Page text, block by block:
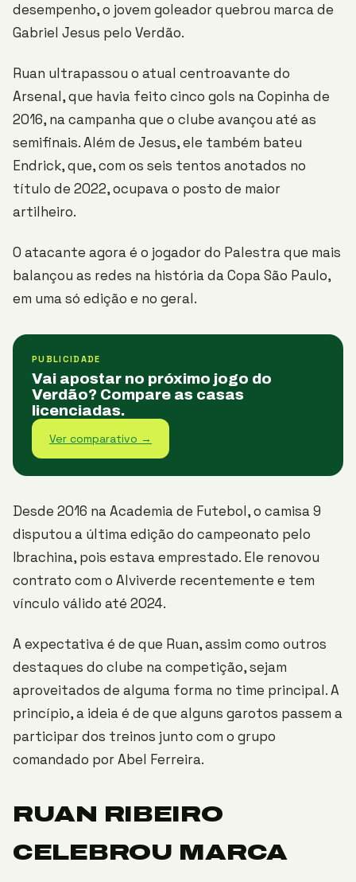
desempenho, o jovem goleador quebrou marca de
Gabriel Jesus pelo Verdão.
Ruan ultrapassou o atual centroavante do
Arsenal, que havia feito cinco gols na Copinha de
2016, na campanha que o clube avançou até as
semifinais. Além de Jesus, ele também bateu
Endrick, que, com os seis tentos anotados no
título de 2022, ocupava o posto de maior
artilheiro.
O atacante agora é o jogador do Palestra que mais
balançou as redes na história da Copa São Paulo,
em uma só edição e no geral.
PUBLICIDADE
Vai apostar no próximo jogo do
Verdão? Compare as casas
licenciadas.
Ver comparativo →
Desde 2016 na Academia de Futebol, o camisa 9
disputou a última edição do campeonato pelo
Ibrachina, pois estava emprestado. Ele renovou
contrato com o Alviverde recentemente e tem
vínculo válido até 2024.
A expectativa é de que Ruan, assim como outros
destaques do clube na competição, sejam
aproveitados de alguma forma no time principal. A
princípio, a ideia é de que alguns garotos passem a
participar dos treinos junto com o grupo
comandado por Abel Ferreira.
RUAN RIBEIRO
CELEBROU MARCA